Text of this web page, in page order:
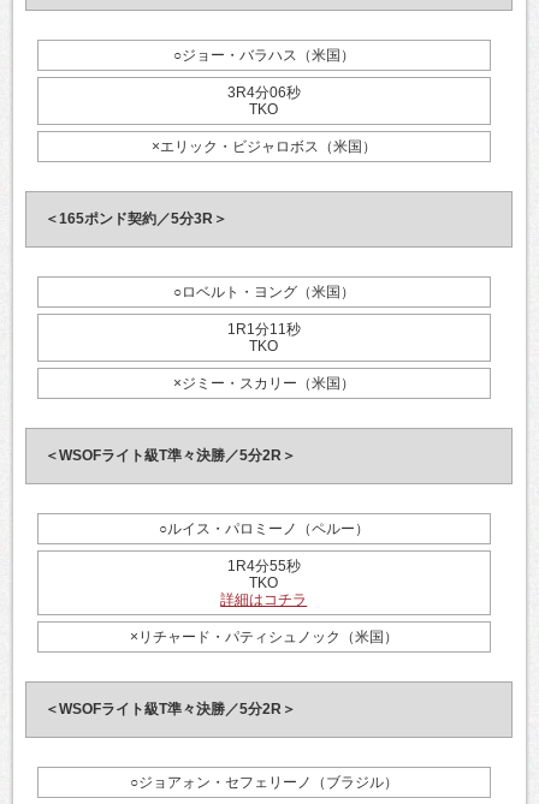
○ジョー・バラハス（米国）
3R4分06秒
TKO
×エリック・ビジャロボス（米国）
＜165ポンド契約／5分3R＞
○ロベルト・ヨング（米国）
1R1分11秒
TKO
×ジミー・スカリー（米国）
＜WSOFライト級T準々決勝／5分2R＞
○ルイス・パロミーノ（ペルー）
1R4分55秒
TKO
詳細はコチラ
×リチャード・パティシュノック（米国）
＜WSOFライト級T準々決勝／5分2R＞
○ジョアォン・セフェリーノ（ブラジル）